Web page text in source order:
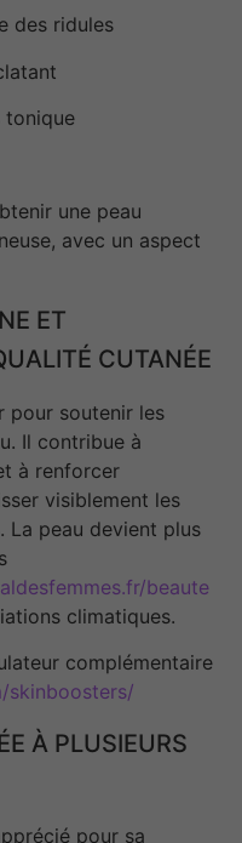
des ridules
tonique
une peau
avec un aspect
ET
CUTANÉE
pour soutenir les
Il contribue à
à renforcer
visiblement les
La peau devient plus
beaute
climatiques.
complémentaire
skinboosters/
À PLUSIEURS
pour sa